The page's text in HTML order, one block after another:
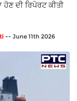
ਹੋਣ ਦੀ ਰਿਪੋਰਟ ਕੀਤੀ
-- June 11th 2026